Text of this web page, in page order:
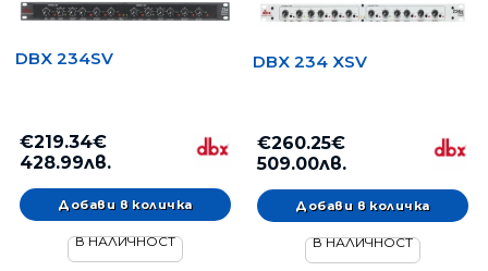
DBX 234SV
€219.34€
428.99лв.
В НАЛИЧНОСТ
DBX 234 XSV
€260.25€
509.00лв.
В НАЛИЧНОСТ